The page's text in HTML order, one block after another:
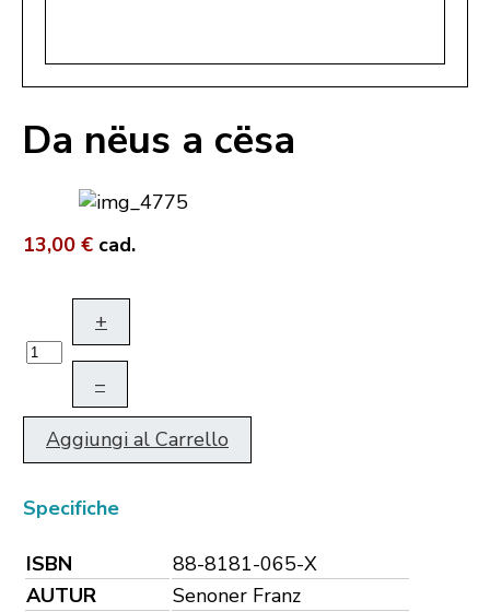
Da nëus a cësa
13,00 € cad.
+
–
Aggiungi al Carrello
Specifiche
ISBN
88-8181-065-X
AUTUR
Senoner Franz